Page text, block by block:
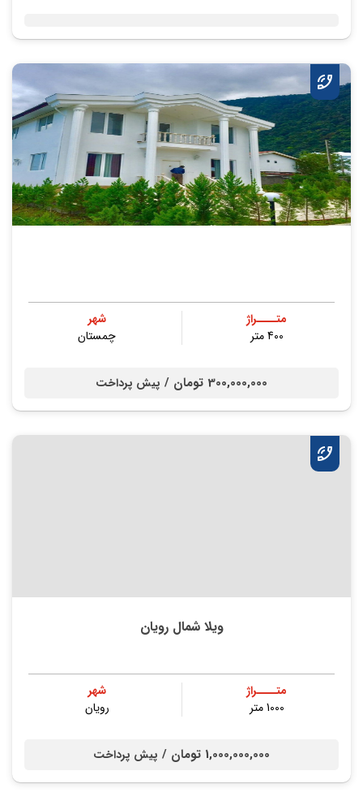
متــــراژ
400 متر
شهر
چمستان
300,000,000 تومان / پیش پرداخت
ویلا شمال رویان
متــــراژ
1000 متر
شهر
رویان
1,000,000,000 تومان / پیش پرداخت